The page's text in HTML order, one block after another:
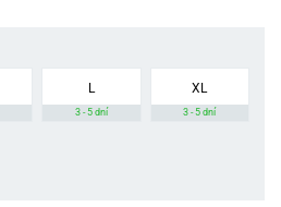
L
3 - 5 dní
XL
3 - 5 dní